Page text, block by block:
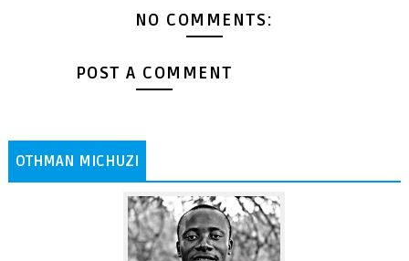
NO COMMENTS:
POST A COMMENT
OTHMAN MICHUZI